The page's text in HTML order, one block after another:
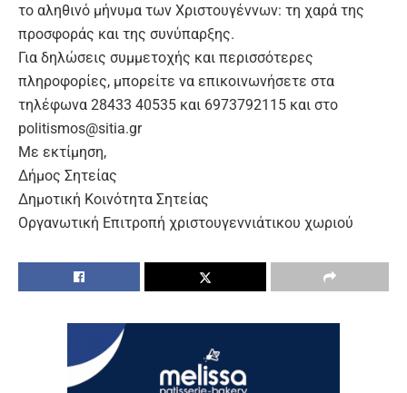
το αληθινό μήνυμα των Χριστουγέννων: τη χαρά της
προσφοράς και της συνύπαρξης.
Για δηλώσεις συμμετοχής και περισσότερες
πληροφορίες, μπορείτε να επικοινωνήσετε στα
τηλέφωνα 28433 40535 και 6973792115 και στο
politismos@sitia.gr
Με εκτίμηση,
Δήμος Σητείας
Δημοτική Κοινότητα Σητείας
Οργανωτική Επιτροπή χριστουγεννιάτικου χωριού